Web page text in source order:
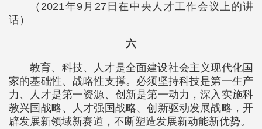
（2021年9月27日在中央人才工作会议上的讲
话）
六
教育、科技、人才是全面建设社会主义现代化国
家的基础性、战略性支撑。必须坚持科技是第一生产
力、人才是第一资源、创新是第一动力，深入实施科
教兴国战略、人才强国战略、创新驱动发展战略，开
辟发展新领域新赛道，不断塑造发展新动能新优势。